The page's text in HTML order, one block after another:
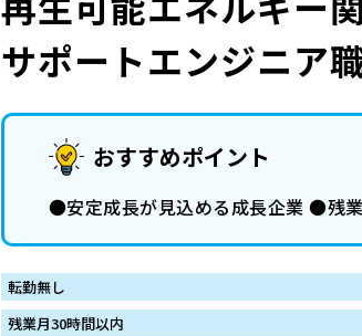
サポートエンジニア
おすすめポイント
●安定成長が見込める成長企業 ●残
転勤無し
残業月30時間以内